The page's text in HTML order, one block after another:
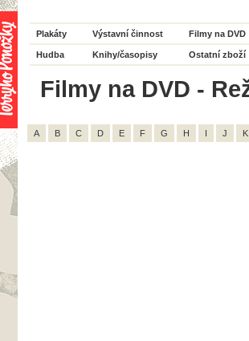
Plakáty Výstavní činnost Filmy na DVD
Hudba Knihy/časopisy Ostatní zboží
Filmy na DVD -
A B C D E F G H I J K